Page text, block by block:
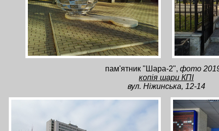
пам'ятник "Шара-2", фото
копія шари КПІ
вул. Ніжинська, 12-14